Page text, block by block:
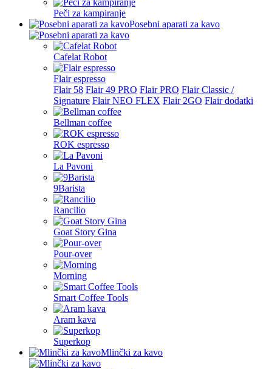
Peči za kampiranje
Posebni aparati za kavo
Cafelat Robot
Flair espresso
Flair 58 Flair 49 PRO Flair PRO Flair Classic /
Signature Flair NEO FLEX Flair 2GO Flair dodatki
Bellman coffee
ROK espresso
La Pavoni
9Barista
Rancilio
Goat Story Gina
Pour-over
Morning
Smart Coffee Tools
Aram kava
Superkop
Mlinčki za kavo